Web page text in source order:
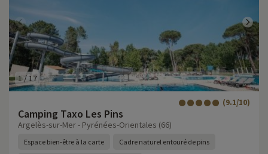
1/17
Camping Taxo Les Pins
(9.1/10)
Argelès-sur-Mer - Pyrénées-Orientales (66)
Espace bien-être à la carte Cadre naturel entouré de pins